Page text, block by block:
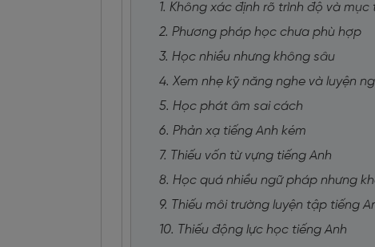
1. Không xác định rõ trình độ và mục
2. Phương pháp học chưa phù hợp
3. Học nhiều nhưng không sâu
4. Xem nhẹ kỹ năng nghe và luyện
5. Học phát âm sai cách
6. Phản xạ tiếng Anh kém
7. Thiếu vốn từ vựng tiếng Anh
8. Học quá nhiều ngữ pháp nhưng
9. Thiếu môi trường luyện tập tiếng
10. Thiếu động lực học tiếng Anh